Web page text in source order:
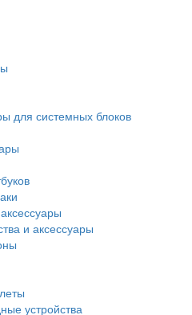
для системных блоков
и аксессуары
устройства